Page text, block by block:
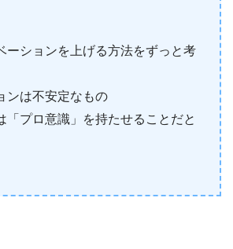
ーションを上げる方法をずっと考
ンは不安定なもの
「プロ意識」を持たせることだと